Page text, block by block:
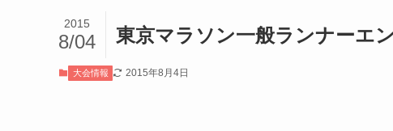
東京マラソン一般ランナーエ
2015
8/04
大会情報 2015年8月4日